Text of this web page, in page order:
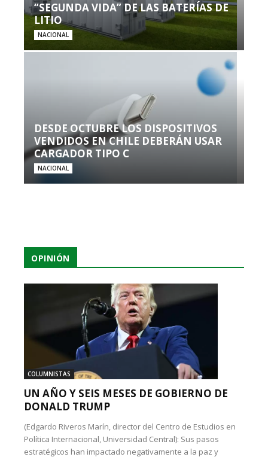
“SEGUNDA VIDA” DE LAS BATERÍAS DE
LITIO
NACIONAL
DESDE OCTUBRE LOS DISPOSITIVOS
VENDIDOS EN CHILE DEBERÁN USAR
CARGADOR TIPO C
NACIONAL
OPINIÓN
COLUMNISTAS
UN AÑO Y SEIS MESES DE GOBIERNO DE
DONALD TRUMP
(Edgardo Riveros Marín, director del Centro de Estudios en
Política Internacional, Universidad Central): Sus pasos
estratégicos han impactado negativamente a la paz y